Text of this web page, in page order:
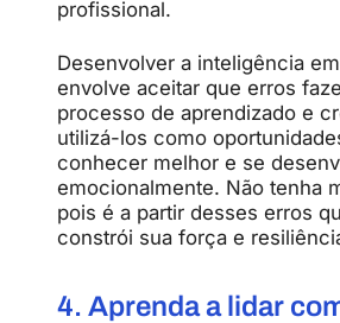
profissional.
Desenvolver a inteligência
envolve aceitar que erros
processo de aprendizado e
utilizá-los como
conhecer melhor e se
emocionalmente. Não tenha
pois é a partir desses erros
constrói sua força e
4. Aprenda a lidar